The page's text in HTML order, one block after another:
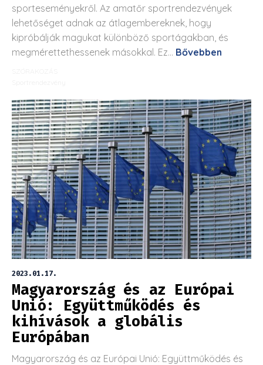
sporteseményekről. Az amatőr sportrendezvények
lehetőséget adnak az átlagembereknek, hogy
kipróbálják magukat különböző sportágakban, és
megmérettethessenek másokkal. Ez... Bővebben
2023.01.17.
Magyarország és az Európai
Unió: Együttműködés és
kihívások a globális
Európában
Magyarország és az Európai Unió: Együttműködés és